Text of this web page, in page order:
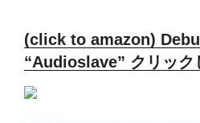
(click to amazon)
“Audioslave” クリック